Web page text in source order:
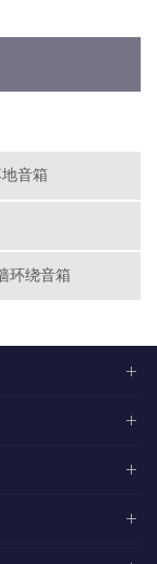
地音箱
环绕音箱